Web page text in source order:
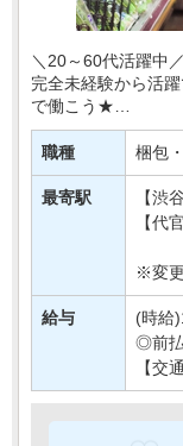
＼20～60代活躍中／
完全未経験から活
で働こう★
今回配属となるの
あなたには、野菜
な・・・
職種 梱包
最寄駅
【渋
【
※変
給与
(時給
◎前払
【交